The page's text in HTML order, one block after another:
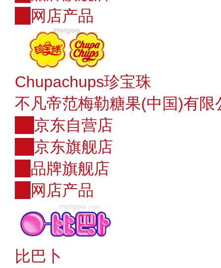
网店产品
Chupachups珍宝珠
不凡帝范梅勒糖果(中国)有限
京东自营店
京东旗舰店
品牌旗舰店
网店产品
比巴卜